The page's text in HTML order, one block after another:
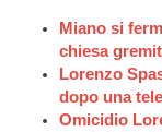
Miano si
chiesa
Lorenzo
dopo una
Omicidio